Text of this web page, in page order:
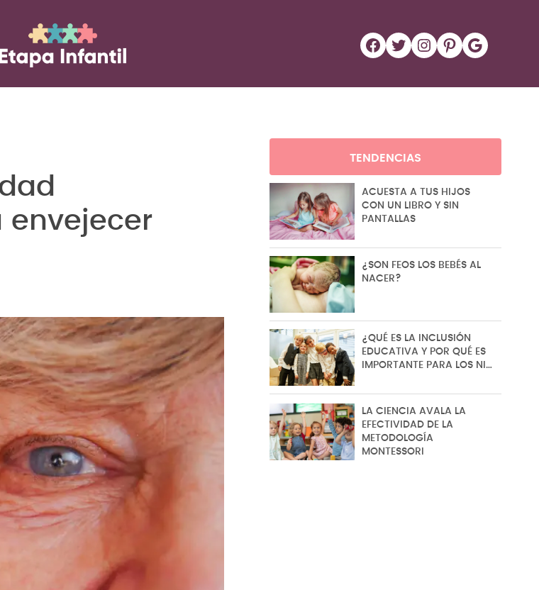
Facebook Twitter Instagram Pinterest Google
envejecer
TENDENCIAS
ACUESTA A TUS HIJOS
CON UN LIBRO Y SIN
PANTALLAS
¿SON FEOS LOS BEBÉS AL
NACER?
¿QUÉ ES LA INCLUSIÓN
EDUCATIVA Y POR QUÉ ES
IMPORTANTE PARA LOS NI…
LA CIENCIA AVALA LA
EFECTIVIDAD DE LA
METODOLOGÍA
MONTESSORI